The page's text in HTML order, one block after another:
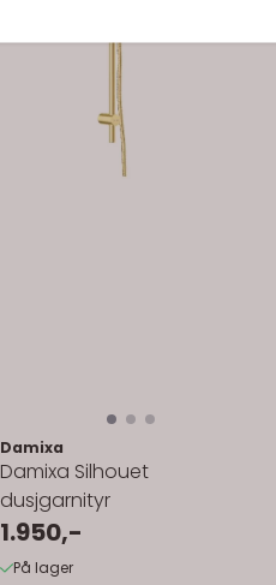
Damixa
Damixa Silhouet
dusjgarnityr
1.950,-
På lager